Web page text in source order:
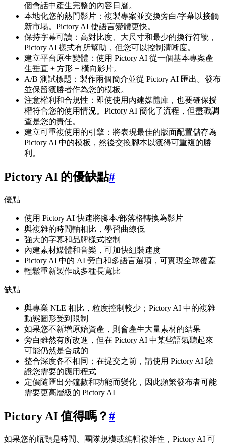
個會話中產生完整的內容日曆。
本地化您的熱門影片：複製專案並交換旁白/字幕以接觸
新市場。Pictory AI 使語言變體更快。
保持字幕可讀：高對比度、大尺寸和最少的換行符號，
Pictory AI 樣式有所幫助，但您可以控制清晰度。
建立平台原生變體：使用 Pictory AI 從一個基本專案產
生垂直 + 方形 + 橫向影片。
A/B 測試標題：製作兩個簡介並從 Pictory AI 匯出。發布
並保留獲勝者作為您的模板。
注意權利和合規性：即使使用內建媒體庫，也要確保授
權符合您的使用情況。Pictory AI 簡化了流程，但盡職調
查是您的責任。
建立可重複使用的引擎：將表現最佳的版面配置儲存為
Pictory AI 中的模板，然後交換腳本以獲得可重複的勝
利。
Pictory AI 的優缺點#
優點
使用 Pictory AI 快速將腳本/部落格轉換為影片
與複雜的時間軸相比，學習曲線低
強大的字幕和品牌樣式控制
內建素材媒體和音樂，可加快組裝速度
Pictory AI 中的 AI 旁白和多語言選項，可實現全球覆蓋
輕鬆重新製作成多種長寬比
缺點
與專業 NLE 相比，粒度控制較少；Pictory AI 中的複雜
動態圖形受到限制
如果您不新增原始資產，則會產生大量素材的結果
旁白雖然有所改進，但在 Pictory AI 中某些語氣聽起來
可能仍然是合成的
整合深度各不相同；在提交之前，請使用 Pictory AI 驗
證您需要的應用程式
定價隨匯出分鐘數和功能而變化，因此頻繁發布者可能
需要更高層級的 Pictory AI
Pictory AI 值得嗎？#
如果您的瓶頸是時間、團隊規模或編輯複雜性，Pictory AI 可